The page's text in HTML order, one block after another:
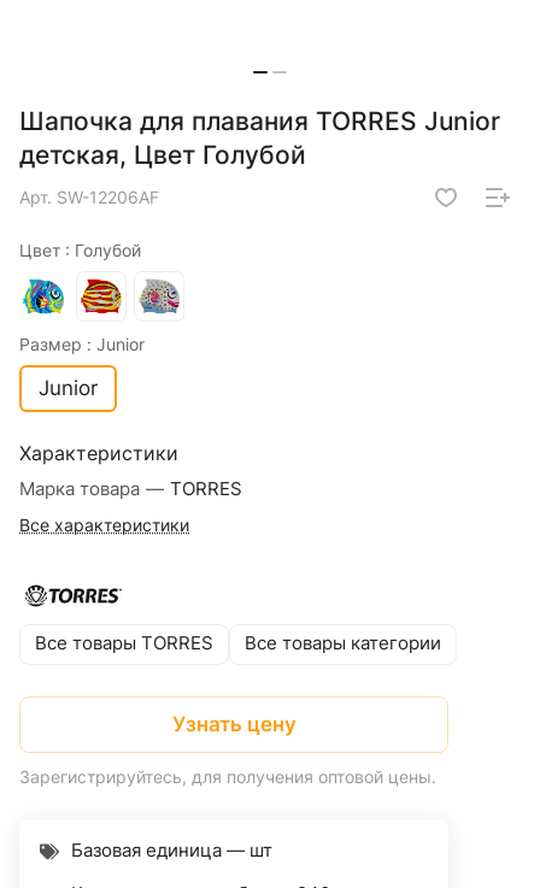
Шапочка для плавания TORRES Junior
детская, Цвет Голубой
Арт. SW-12206AF
Цвет : Голубой
Размер : Junior
Junior
Характеристики
Марка товара — TORRES
Все характеристики
Все товары TORRES Все товары категории
Узнать цену
Зарегистрируйтесь, для получения оптовой цены.
Базовая единица — шт